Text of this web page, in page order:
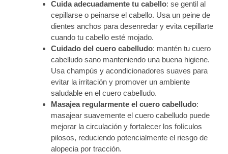
Cuida adecuadamente tu cabello: se gentil al
cepillarse o peinarse el cabello. Usa un peine de
dientes anchos para desenredar y evita cepillarte
cuando tu cabello esté mojado.
Cuidado del cuero cabelludo: mantén tu cuero
cabelludo sano manteniendo una buena higiene.
Usa champús y acondicionadores suaves para
evitar la irritación y promover un ambiente
saludable en el cuero cabelludo.
Masajea regularmente el cuero cabelludo:
masajear suavemente el cuero cabelludo puede
mejorar la circulación y fortalecer los folículos
pilosos, reduciendo potencialmente el riesgo de
alopecia por tracción.